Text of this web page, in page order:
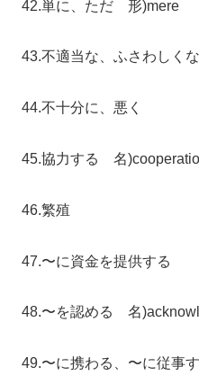
42.単に、ただ 形)mere
43.不適当な、ふさわしく
44.不十分に、悪く
45.協力する 名
46.繁殖
47.〜に資金を提供する
48.〜を認める 名
49.〜に携わる、〜に従事